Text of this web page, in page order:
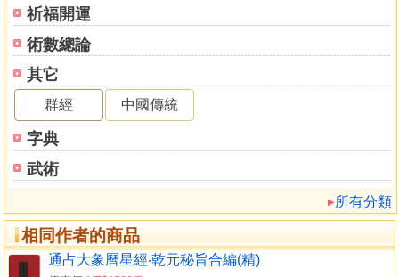
祈福開運
術數總論
其它
群經 中國傳統
字典
武術
所有分類
相同作者的商品
通占大象曆星經‧乾元秘旨合編(精)
輔星
內階
文昌
三公
天槍
傳舍
天厨
天一
太一
角宿
天埋
執法